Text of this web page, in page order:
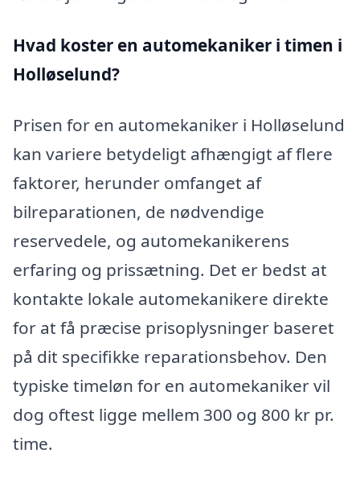
Hvad koster en automekaniker i timen i
Holløselund?
Prisen for en automekaniker i Holløselund
kan variere betydeligt afhængigt af flere
faktorer, herunder omfanget af
bilreparationen, de nødvendige
reservedele, og automekanikerens
erfaring og prissætning. Det er bedst at
kontakte lokale automekanikere direkte
for at få præcise prisoplysninger baseret
på dit specifikke reparationsbehov. Den
typiske timeløn for en automekaniker vil
dog oftest ligge mellem 300 og 800 kr pr.
time.